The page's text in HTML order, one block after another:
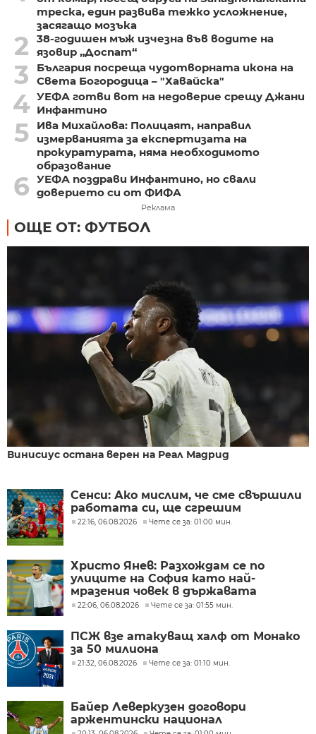
треска, един развива тежко усложнение,
засягащо мозъка
2
38-годишен мъж изчезна във водите на
язовир „Доспат“
3
България посреща чудотворната икона на
Света Богородица – "Хавайска"
4 УЕФА готви вот на недоверие срещу Джани
Инфантино
5
Ива Михайлова: Полицаят, направил
измерванията за експертизата на
прокуратурата, няма необходимото
образование
6 УЕФА поздрави Инфантино, но свали
доверието си от ФИФА
Реклама
ОЩЕ ОТ: ФУТБОЛ
Винисиус остана верен на Реал Мадрид
Сенси: Ако мислим, че сме свършили
работата си, ще сгрешим
22:16, 06.08.2026 Чете се за: 01:00 мин.
Христо Янев: Разхождам се по
улиците на София като най-
мразения човек в държавата
22:06, 06.08.2026 Чете се за: 01:55 мин.
ПСЖ взе атакуващ халф от Монако
за 50 милиона
21:32, 06.08.2026 Чете се за: 01:10 мин.
Байер Леверкузен договори
аржентински национал